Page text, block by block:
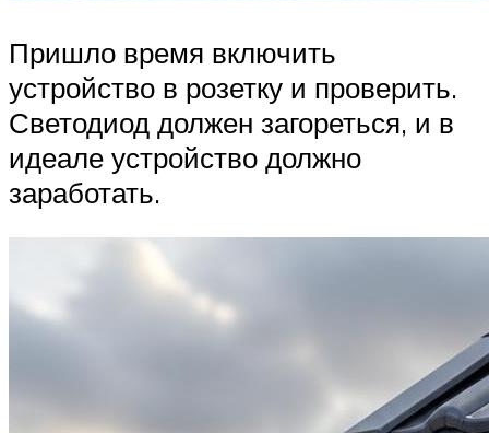
Пришло время включить
устройство в розетку и проверить.
Светодиод должен загореться, и в
идеале устройство должно
заработать.